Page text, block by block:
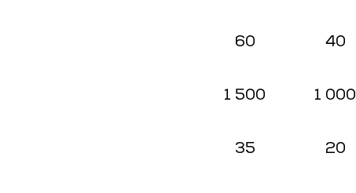
60 40
1 500 1 000
35 20